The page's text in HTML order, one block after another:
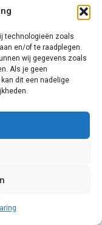
technologieën zoals
en/of te raadplegen.
wij gegevens zoals
Als je geen
dit een nadelige
Bij deze
vrijwel